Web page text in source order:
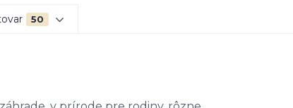
50